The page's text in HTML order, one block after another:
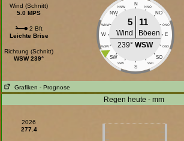
Wind (Schnitt)
5.0 MPS
2 Bft
Leichte Brise
Richtung (Schnitt)
WSW 239°
N
NNW NNO
NW NO
WNW ONO
W E
WSW OSO
SW SO
SSW SSO
S
5 11
Wind
Böeen
239°WSW
Grafiken - Prognose
Regen heute - mm
2026
277.4